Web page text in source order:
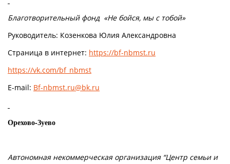
Благотворительный фонд «Не бойся, мы с тобой»
Руководитель: Козенкова Юлия Александровна
Страница в интернет: https://bf-nbmst.ru
https://vk.com/bf_nbmst
E-mail: Bf-nbmst.ru@bk.ru
Орехово-Зуево
Автономная некоммерческая организация “Центр семьи и